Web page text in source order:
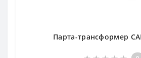
Парта-трансформер